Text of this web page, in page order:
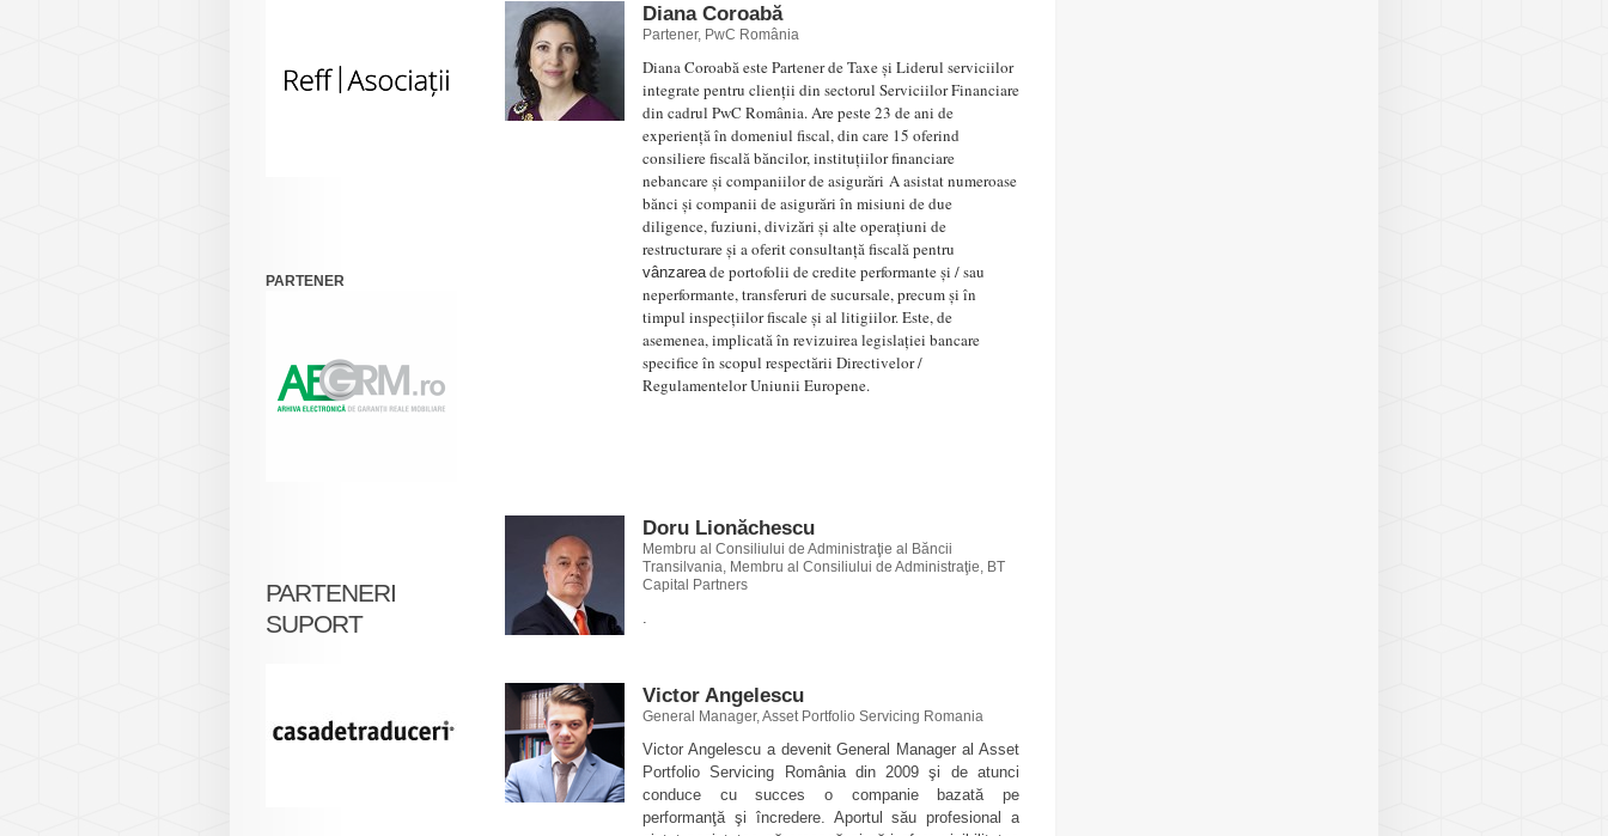
PARTENER
PARTENERI
SUPORT
Diana Coroabă
Partener, PwC România
Diana Coroabă este Partener de Taxe şi Liderul serviciilor
integrate pentru clienţii din sectorul Serviciilor Financiare
din cadrul PwC România. Are peste 23 de ani de
experienţă în domeniul fiscal, din care 15 oferind
consiliere fiscală băncilor, instituţiilor financiare
nebancare şi companiilor de asigurări A asistat numeroase
bănci şi companii de asigurări în misiuni de due
diligence, fuziuni, divizări şi alte operaţiuni de
restructurare şi a oferit consultanţă fiscală pentru
vânzareade portofolii de credite performante şi / sau
neperformante, transferuri de sucursale, precum şi în
timpul inspecţiilor fiscale şi al litigiilor. Este, de
asemenea, implicată în revizuirea legislaţiei bancare
specifice în scopul respectării Directivelor /
Regulamentelor Uniunii Europene.
Doru Lionăchescu
Membru al Consiliului de Administraţie al Băncii
Transilvania, Membru al Consiliului de Administraţie, BT
Capital Partners
.
Victor Angelescu
‎General Manager, Asset Portfolio Servicing Romania
Victor Angelescu a devenit General Manager al Asset
Portfolio Servicing România din 2009 şi de atunci
conduce cu succes o companie bazată pe
performanţă şi încredere. Aportul său profesional a